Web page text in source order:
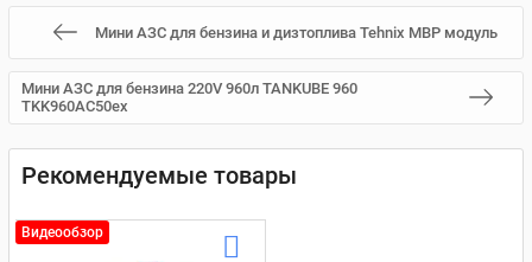
Мини АЗС для бензина и дизтоплива Tehnix MBP модуль
Мини АЗС для бензина 220V 960л TANKUBE 960
TKK960AC50ex
Рекомендуемые товары
Видеообзор